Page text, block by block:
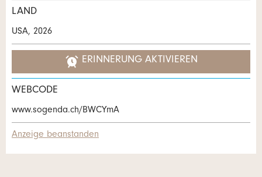
LAND
USA, 2026
ERINNERUNG AKTIVIEREN
WEBCODE
www.sogenda.ch/BWCYmA
Anzeige beanstanden